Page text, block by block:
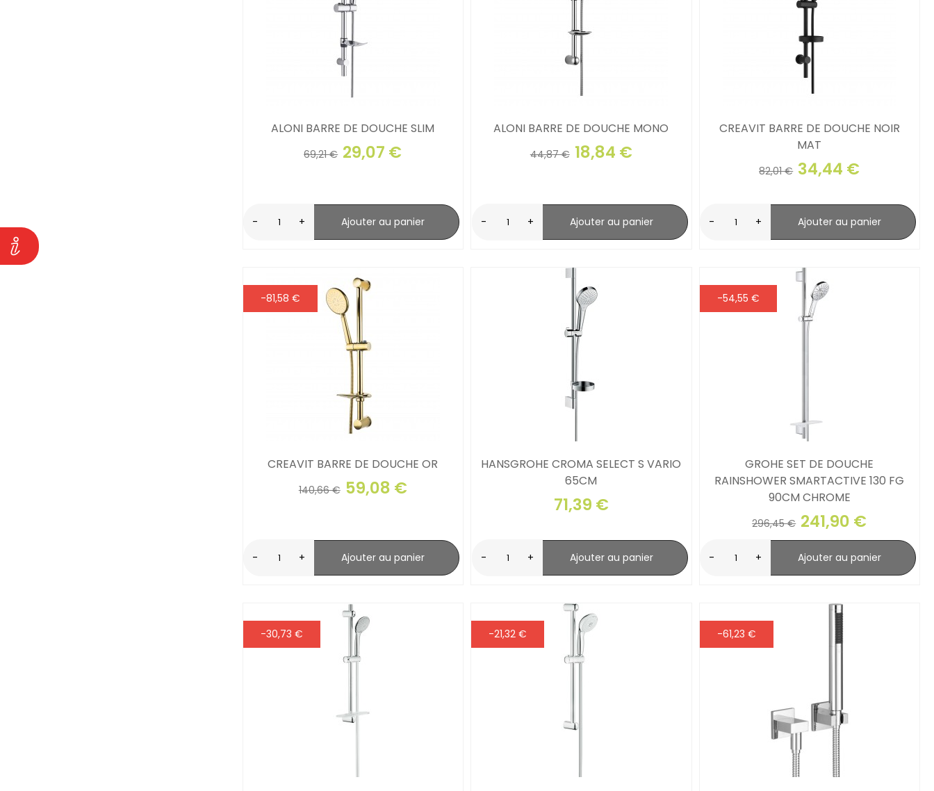
ALONI BARRE DE DOUCHE SLIM
69,21 € 29,07 €
- + Ajouter au panier
ALONI BARRE DE DOUCHE MONO
44,87 € 18,84 €
- + Ajouter au panier
CREAVIT BARRE DE DOUCHE NOIR
MAT
82,01 € 34,44 €
- + Ajouter au panier
CREAVIT BARRE DE DOUCHE OR
140,66 € 59,08 €
- + Ajouter au panier
-81,58 €
HANSGROHE CROMA SELECT S VARIO
65CM
71,39 €
- + Ajouter au panier
GROHE SET DE DOUCHE
RAINSHOWER SMARTACTIVE 130 FG
90CM CHROME
296,45 € 241,90 €
- + Ajouter au panier
-54,55 €
-30,73 € -21,32 € -61,23 €